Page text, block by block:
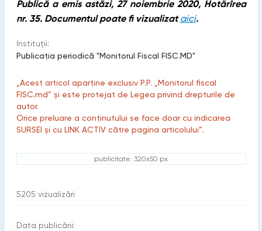
Publică a emis astăzi, 27 noiembrie 2020, Hotărîrea
nr. 35. Documentul poate fi vizualizataici.
Instituții:
Publicaţia periodică "Monitorul Fiscal FISC.MD"
„Acest articol aparține exclusiv P.P. „Monitorul fiscal
FISC.md” și este protejat de Legea privind drepturile de
autor.
Orice preluare a conținutului se face doar cu indicarea
SURSEI și cu LINK ACTIV către pagina articolului”.
publicitate: 320x50 px
5205 vizualizări
Data publicării: